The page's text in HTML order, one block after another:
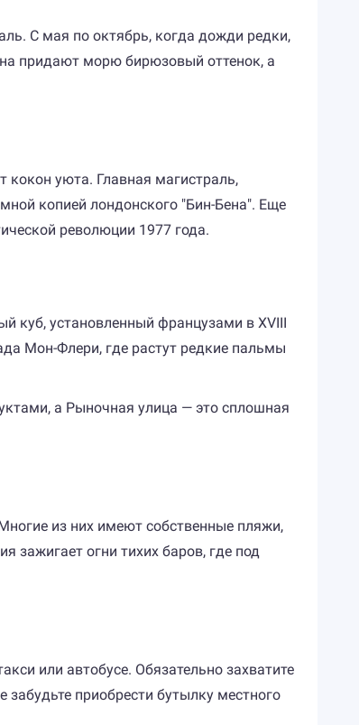
С мая по октябрь, когда дожди редки,
придают морю бирюзовый оттенок, а
кокон уюта. Главная магистраль,
копией лондонского "Бин-Бена". Еще
революции 1977 года.
куб, установленный французами в XVIII
Мон-Флери, где растут редкие пальмы
а Рыночная улица — это сплошная
из них имеют собственные пляжи,
зажигает огни тихих баров, где под
или автобусе. Обязательно захватите
приобрести бутылку местного